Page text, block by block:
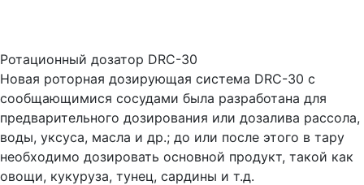
Ротационный дозатор DRC-30
Новая роторная дозирующая система DRC-30 с
сообщающимися сосудами была разработана для
предварительного дозирования или дозалива рассола,
воды, уксуса, масла и др.; до или после этого в тару
необходимо дозировать основной продукт, такой как
овощи, кукуруза, тунец, сардины и т.д.